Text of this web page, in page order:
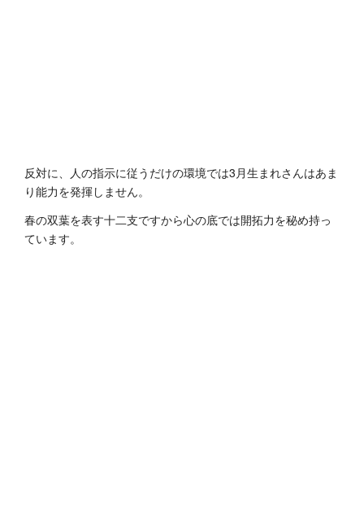
反対に、人の指示に従うだけの環境では3月生まれさんはあま
り能力を発揮しません。
春の双葉を表す十二支ですから心の底では開拓力を秘め持っ
ています。